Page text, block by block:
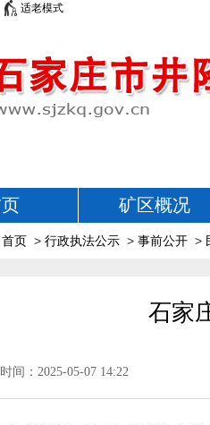
适老模式
矿区概况
首页 > 行政执法公示 > 事前公开 >
石家
间：2025-05-07 14:22